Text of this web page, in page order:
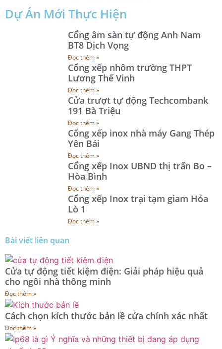
Dự Án Mới Thực Hiện
Cổng âm sàn tự động Anh Nam
BT8 Dịch Vọng
Đọc thêm »
Cổng xếp nhôm trường THPT
Lương Thế Vinh
Đọc thêm »
Cửa trượt tự động Techcombank
191 Bà Triệu
Đọc thêm »
Cổng xếp inox nhà máy Gang Thép
Yên Bái
Đọc thêm »
Cổng xếp Inox UBND thị trấn Bo –
Hòa Bình
Đọc thêm »
Cổng xếp Inox trại tạm giam Hỏa
Lò 1
Đọc thêm »
Bài viết liên quan
Cửa tự động tiết kiệm điện: Giải pháp hiệu quả
cho ngôi nhà thông minh
Đọc thêm »
Cách chọn kích thước bản lề cửa chính xác nhất
Đọc thêm »